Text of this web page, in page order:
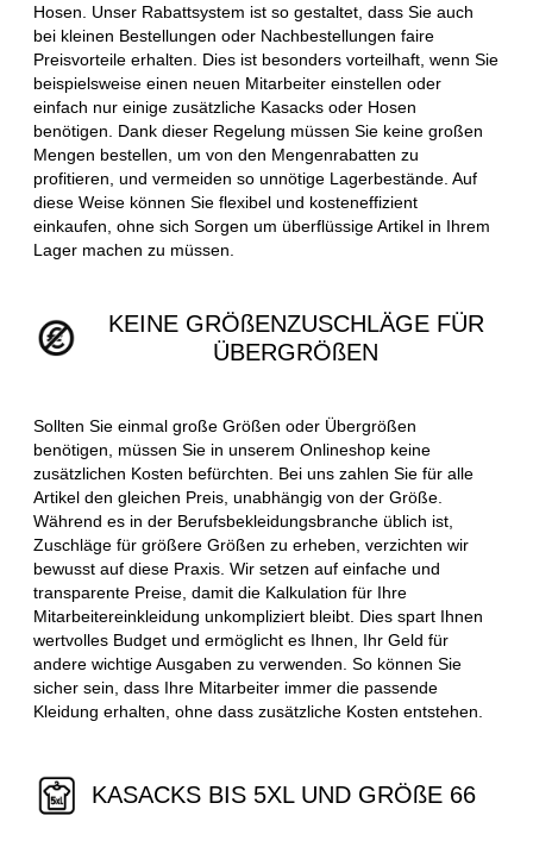
Hosen. Unser Rabattsystem ist so gestaltet, dass Sie auch
bei kleinen Bestellungen oder Nachbestellungen faire
Preisvorteile erhalten. Dies ist besonders vorteilhaft, wenn Sie
beispielsweise einen neuen Mitarbeiter einstellen oder
einfach nur einige zusätzliche Kasacks oder Hosen
benötigen. Dank dieser Regelung müssen Sie keine großen
Mengen bestellen, um von den Mengenrabatten zu
profitieren, und vermeiden so unnötige Lagerbestände. Auf
diese Weise können Sie flexibel und kosteneffizient
einkaufen, ohne sich Sorgen um überflüssige Artikel in Ihrem
Lager machen zu müssen.
KEINE GRÖßENZUSCHLÄGE FÜR
ÜBERGRÖßEN
Sollten Sie einmal große Größen oder Übergrößen
benötigen, müssen Sie in unserem Onlineshop keine
zusätzlichen Kosten befürchten. Bei uns zahlen Sie für alle
Artikel den gleichen Preis, unabhängig von der Größe.
Während es in der Berufsbekleidungsbranche üblich ist,
Zuschläge für größere Größen zu erheben, verzichten wir
bewusst auf diese Praxis. Wir setzen auf einfache und
transparente Preise, damit die Kalkulation für Ihre
Mitarbeitereinkleidung unkompliziert bleibt. Dies spart Ihnen
wertvolles Budget und ermöglicht es Ihnen, Ihr Geld für
andere wichtige Ausgaben zu verwenden. So können Sie
sicher sein, dass Ihre Mitarbeiter immer die passende
Kleidung erhalten, ohne dass zusätzliche Kosten entstehen.
KASACKS BIS 5XL UND GRÖßE 66